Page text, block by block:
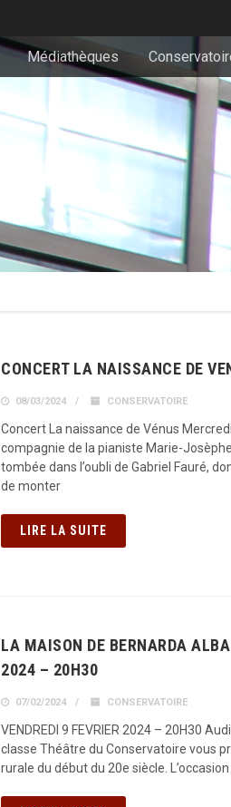
Médiathèques
CONCERT LA NAISSANCE DE
08/03/2024 CONSERVATOIRE
Concert La naissance de Vénus
compagnie de la pianiste Marie-
tombée dans l’oubli de Gabriel Fauré,
de monter
LIRE LA SUITE
LA MAISON DE BERNARDA
2024 – 20H30
07/02/2024 CONSERVATOIRE
VENDREDI 9 FEVRIER 2024 – 20H30
classe Théâtre du Conservatoire vous
rurale du début du 20e siècle.